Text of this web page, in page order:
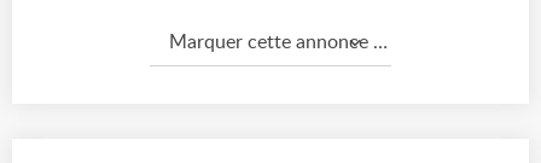
Marquer cette annonce comme...